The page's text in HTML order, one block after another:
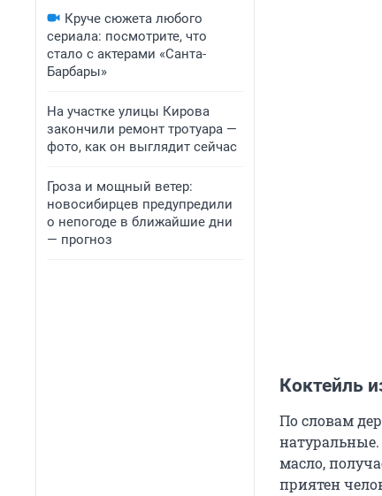
Круче сюжета любого
сериала: посмотрите, что
стало с актерами «Санта-
Барбары»
На участке улицы Кирова
закончили ремонт тротуара —
фото, как он выглядит сейчас
Гроза и мощный ветер:
новосибирцев предупредили
о непогоде в ближайшие дни
— прогноз
Коктейль
По словам
масло,
приятен